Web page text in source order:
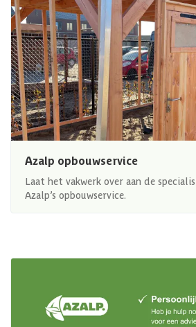
Azalp opbouwservice
Laat het vakwerk over aan de
Azalp’s opbouwservice.